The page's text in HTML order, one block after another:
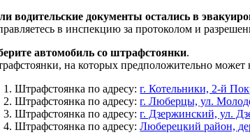
водительские документы остались в
в инспекцию за протоколом и
автомобиль со штрафстоянки.
на которых предположительно может
Штрафстоянка по адресу:г. Котельники, 2-й
Штрафстоянка по адресу:г. Люберцы, ул.
Штрафстоянка по адресу:г. Дзержинский, ул.
Штрафстоянка по адресу:Люберецкий район,